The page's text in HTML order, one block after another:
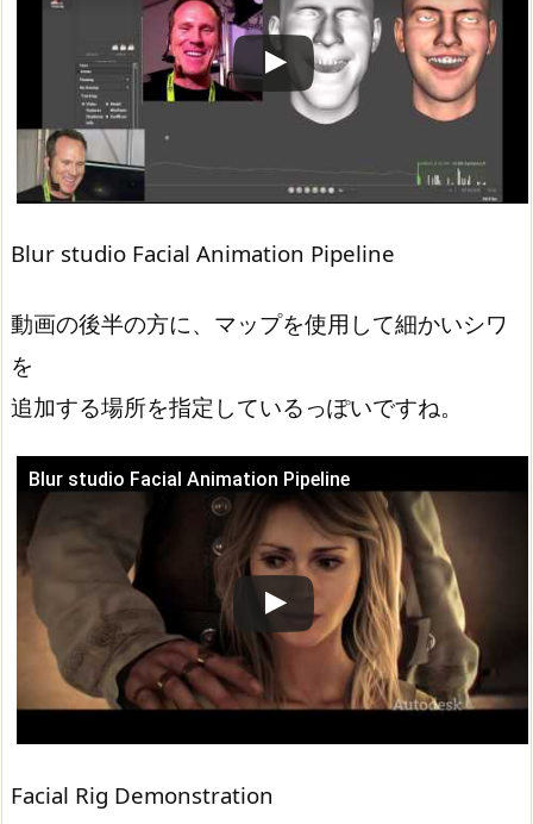
Blur studio Facial Animation Pipeline
動画の後半の方に、マップを使用して細かいシワ
を
追加する場所を指定しているっぽいですね。
Blur studio Facial Animation Pipeline
この動画を YouTube で視聴
Facial Rig Demonstration